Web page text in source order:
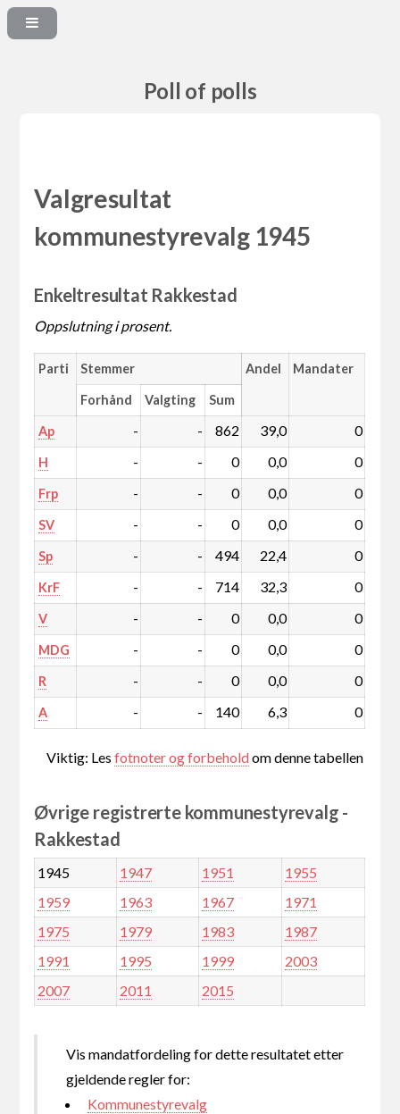
Poll of polls
Valgresultat
kommunestyrevalg 1945
Enkeltresultat Rakkestad
Oppslutning i prosent.
Parti Stemmer Andel Mandater
Forhånd Valgting Sum
Ap - - 862 39,0 0
H - - 0 0,0 0
Frp - - 0 0,0 0
SV - - 0 0,0 0
Sp - - 494 22,4 0
KrF - - 714 32,3 0
V - - 0 0,0 0
MDG - - 0 0,0 0
R - - 0 0,0 0
A - - 140 6,3 0
Viktig: Lesfotnoter og forbeholdom denne tabellen
Øvrige registrerte kommunestyrevalg -
Rakkestad
1945 1947 1951
1955
1959
1963 1967
1971
1975
1979 1983
1987
1991
1995 1999
2003
2007
2011 2015
Vis mandatfordeling for dette resultatet etter
gjeldende regler for:
Kommunestyrevalg